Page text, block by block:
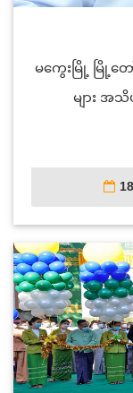
မကွေးမြို့ မြို့တေ
များ အသိ